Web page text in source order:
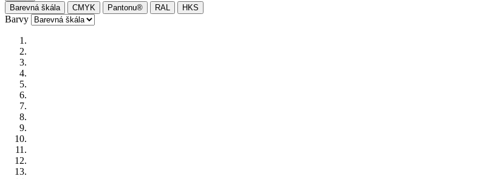
Barevná škála
CMYK Pantonu® RAL HKS
Barvy